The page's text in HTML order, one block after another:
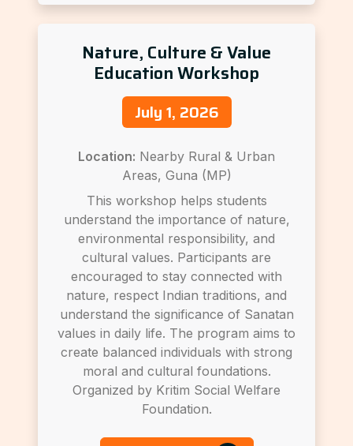
Nature, Culture & Value
Education Workshop
July 1, 2026
Location: Nearby Rural & Urban
Areas, Guna (MP)
This workshop helps students
understand the importance of nature,
environmental responsibility, and
cultural values. Participants are
encouraged to stay connected with
nature, respect Indian traditions, and
understand the significance of Sanatan
values in daily life. The program aims to
create balanced individuals with strong
moral and cultural foundations.
Organized by Kritim Social Welfare
Foundation.